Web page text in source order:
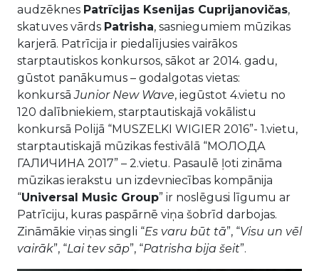
audzēknes Patrīcijas Ksenijas Cuprijanovičas,
skatuves vārds Patrisha, sasniegumiem mūzikas
karjerā. Patrīcija ir piedalījusies vairākos
starptautiskos konkursos, sākot ar 2014. gadu,
gūstot panākumus – godalgotas vietas:
konkursāJunior New Wave, iegūstot 4.vietu no
120 dalībniekiem, starptautiskajā vokālistu
konkursā Polijā “MUSZELKI WIGIER 2016”- 1.vietu,
starptautiskajā mūzikas festivālā “МОЛОДА
ГАЛИЧИНА 2017” – 2.vietu. Pasaulē ļoti zināma
mūzikas ierakstu un izdevniecības kompānija
“Universal Music Group” ir noslēgusi līgumu ar
Patrīciju, kuras paspārnē viņa šobrīd darbojas.
Zināmākie viņas singli “Es varu būt tā”, “Visu un vēl
vairāk”, “Lai tev sāp”, “Patrisha bija šeit”.